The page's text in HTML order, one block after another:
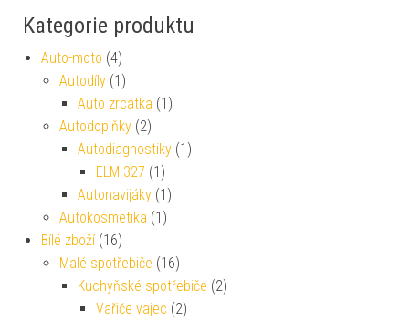
Kategorie produktu
Auto-moto (4)
Autodíly (1)
Auto zrcátka (1)
Autodoplňky (2)
Autodiagnostiky (1)
ELM 327 (1)
Autonavijáky (1)
Autokosmetika (1)
Bílé zboží (16)
Malé spotřebiče (16)
Kuchyňské spotřebiče (2)
Vařiče vajec (2)